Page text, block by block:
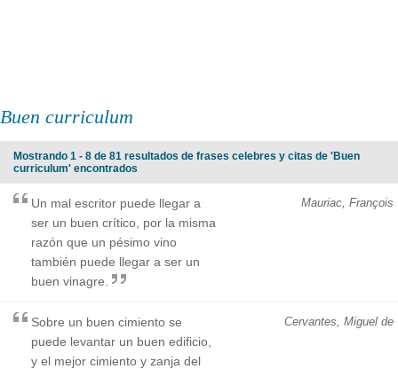
Buen curriculum
Mostrando 1 - 8 de 81 resultados de frases celebres y citas de 'Buen
curriculum' encontrados
Mauriac, François
Un mal escritor puede llegar a
ser un buen crítico, por la misma
razón que un pésimo vino
también puede llegar a ser un
buen vinagre.
Cervantes, Miguel de
Sobre un buen cimiento se
puede levantar un buen edificio,
y el mejor cimiento y zanja del